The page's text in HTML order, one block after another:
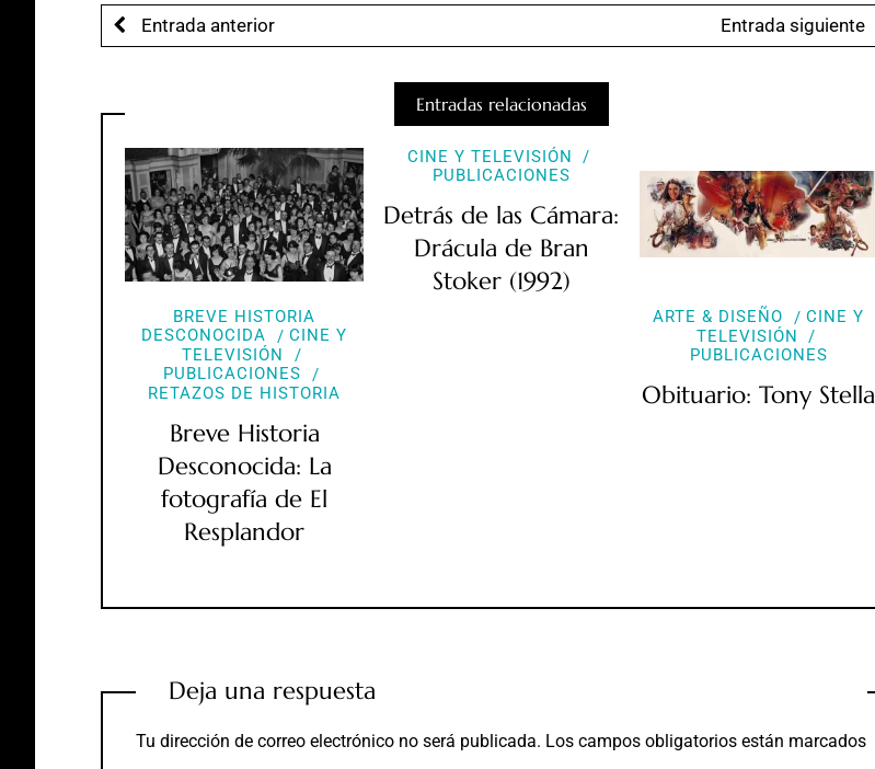
Entrada anterior Entrada siguiente
Entradas relacionadas
BREVE HISTORIA
DESCONOCIDA
CINE Y
TELEVISIÓN
PUBLICACIONES
RETAZOS DE HISTORIA
Breve Historia
Desconocida: La
fotografía de El
Resplandor
CINE Y TELEVISIÓN
PUBLICACIONES
Detrás de las Cámara:
Drácula de Bran
Stoker (1992)
ARTE & DISEÑO
CINE Y
TELEVISIÓN
PUBLICACIONES
Obituario: Tony Stella
Deja una respuesta
Tu dirección de correo electrónico no será publicada. Los campos obligatorios están marcados